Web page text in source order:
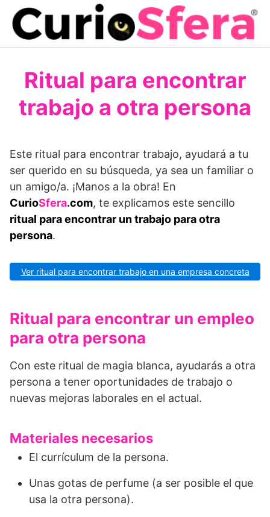
Saltar
contenido
Ritual para encontrar
trabajo a otra persona
Este ritual para encontrar trabajo, ayudará a tu
ser querido en su búsqueda, ya sea un familiar o
un amigo/a. ¡Manos a la obra! En
CurioSfera.com, te explicamos este sencillo
ritual para encontrar un trabajo para otra
persona.
Ver ritual para encontrar trabajo en una empresa concreta
Ritual para encontrar un empleo
para otra persona
Con este ritual de magia blanca, ayudarás a otra
persona a tener oportunidades de trabajo o
nuevas mejoras laborales en el actual.
Materiales necesarios
El currículum de la persona.
Unas gotas de perfume (a ser posible el que
usa la otra persona).